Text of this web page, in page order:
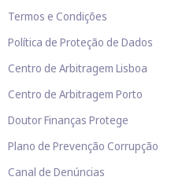
Termos e Condições
Política de Proteção de Dados
Centro de Arbitragem Lisboa
Centro de Arbitragem Porto
Doutor Finanças Protege
Plano de Prevenção Corrupção
Canal de Denúncias